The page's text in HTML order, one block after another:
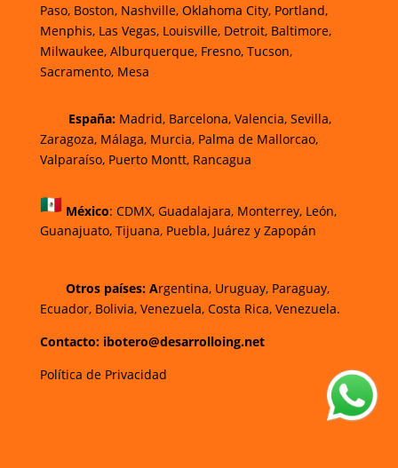
Paso, Boston, Nashville, Oklahoma City, Portland,
Menphis, Las Vegas, Louisville, Detroit, Baltimore,
Milwaukee, Alburquerque, Fresno, Tucson,
Sacramento, Mesa
España: Madrid, Barcelona, Valencia, Sevilla,
Zaragoza, Málaga, Murcia, Palma de Mallorcao,
Valparaíso, Puerto Montt, Rancagua
México: CDMX, Guadalajara, Monterrey, León,
Guanajuato, Tijuana, Puebla, Juárez y Zapopán
Otros países: Argentina, Uruguay, Paraguay,
Ecuador, Bolivia, Venezuela, Costa Rica, Venezuela.
Contacto: ibotero@desarrolloing.net
Política de Privacidad
w